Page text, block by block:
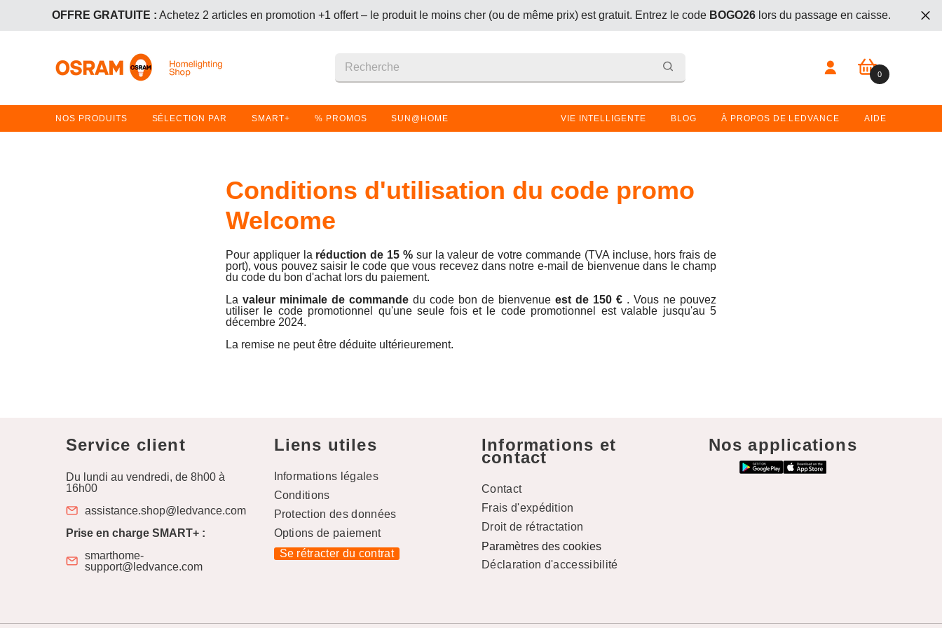
OFFRE GRATUITE : Achetez 2 articles en promotion +1 offert – le produit le moins cher (ou de même prix) est gratuit. Entrez le code lors du passage en caisse.
00 article
NOS PRODUITS SÉLECTION PAR SMART+ % PROMOS SUN@HOME VIE INTELLIGENTE BLOG À PROPOS DE LEDVANCE AIDE
Conditions d'utilisation du code promo
Welcome
Pour appliquer la réduction de 15 %sur la valeur de votre commande (TVA incluse, hors frais de
port), vous pouvez saisir le code que vous recevez dans notre e-mail de bienvenue dans le champ
du code du bon d'achat lors du paiement.
La valeur minimale de commande du code bon de bienvenue est de 150 € . Vous ne pouvez
utiliser le code promotionnel qu'une seule fois et le code promotionnel est valable jusqu'au 5
décembre 2024.
La remise ne peut être déduite ultérieurement.
Service client
Du lundi au vendredi, de 8h00 à
16h00
assistance.shop@ledvance.com
Prise en charge SMART+ :
smarthome-
support@ledvance.com
Liens utiles
Informations légales
Conditions
Protection des données
Options de paiement
Se rétracter du contrat
Informations et
contact
Contact
Frais d'expédition
Droit de rétractation
Paramètres des cookies
Déclaration d'accessibilité
Nos applications